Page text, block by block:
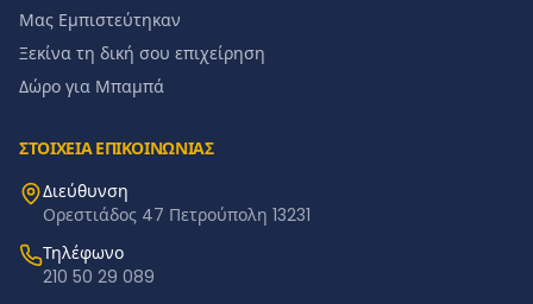
Μας Εμπιστεύτηκαν
Ξεκίνα τη δική σου επιχείρηση
Δώρο για Μπαμπά
ΣΤΟΙΧΕΙΑ ΕΠΙΚΟΙΝΩΝΙΑΣ
Διεύθυνση
Ορεστιάδος 47 Πετρούπολη 13231
Τηλέφωνο
210 50 29 089